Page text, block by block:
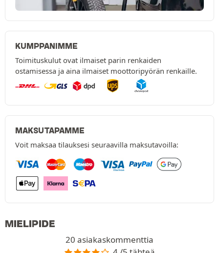
KUMPPANIMME
Toimituskulut ovat ilmaiset parin renkaiden
ostamisessa ja aina ilmaiset moottoripyörän renkaille.
MAKSUTAPAMME
Voit maksaa tilauksesi seuraavilla maksutavoilla:
MIELIPIDE
20 asiakaskommenttia